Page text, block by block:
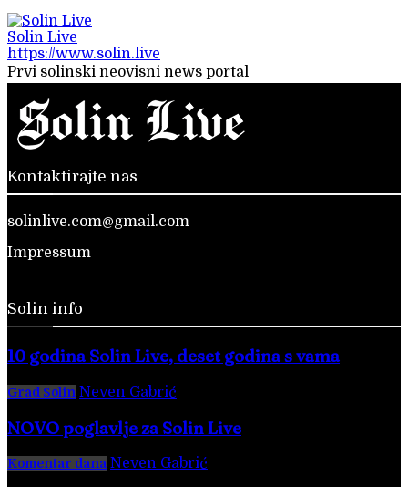
Solin Live
https://www.solin.live
Prvi solinski neovisni news portal
Kontaktirajte nas
solinlive.com@gmail.com
Impressum
Solin info
10 godina Solin Live, deset godina s vama
Grad Solin Neven Gabrić
NOVO poglavlje za Solin Live
Komentar dana Neven Gabrić